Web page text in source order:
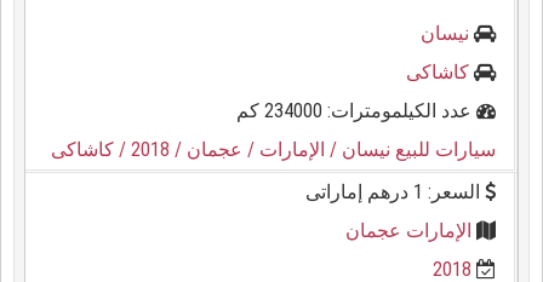
نيسان
كاشاكى
عدد الكيلمومترات: 234000 كم
سيارات للبيع نيسان / الإمارات / عجمان / 2018
/ كاشاكى
السعر: 1 درهم إماراتى
الإمارات عجمان
2018